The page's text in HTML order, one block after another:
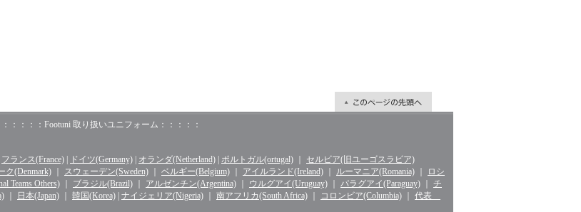
：：：：：Footuni 取り扱いユニフォーム：：：：：
フランス(France) ドイツ(Germany) オランダ(Netherland) ポルトガル(ortugal)
セルビア(旧ユーゴスラビア)
ク(Denmark) スウェーデン(Sweden) ベルギー(Belgium) アイルランド(Ireland) ルーマニア(Romania)
ロシ
Teams Others) ブラジル(Brazil) アルゼンチン(Argentina) ウルグアイ(Uruguay) パラグアイ(Paraguay)
チ
日本(Japan) 韓国(Korea) ナイジェリア(Nigeria) 南アフリカ(South Africa) コロンビア(Columbia)
代表